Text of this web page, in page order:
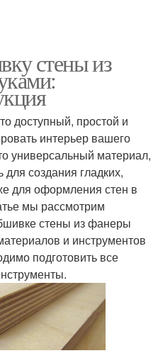
стены из
доступный, простой и
интерьер вашего
универсальный материал,
создания гладких,
для оформления стен в
мы рассмотрим
стены из фанеры
и инструментов
подготовить все